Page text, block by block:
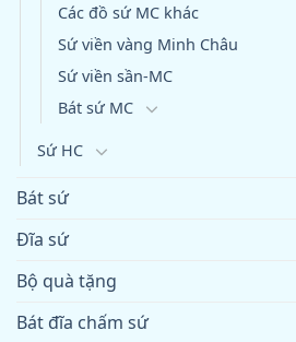
Các đồ sứ MC khác
Sứ viền vàng Minh Châu
Sứ viền sần-MC
Bát sứ MC
Sứ HC
Bát sứ
Đĩa sứ
Bộ quà tặng
Bát đĩa chấm sứ